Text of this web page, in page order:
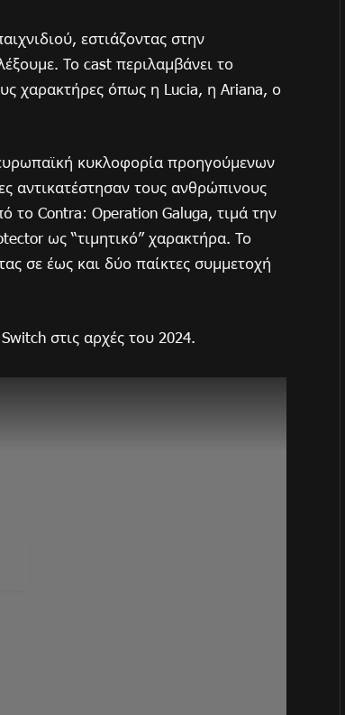
εστιάζοντας στην
Το cast περιλαμβάνει το
χαρακτήρες όπως η Lucia, η Ariana, ο
κυκλοφορία προηγούμενων
αντικατέστησαν τους ανθρώπινους
το Contra: Operation Galuga, τιμά την
ως “τιμητικό” χαρακτήρα. Το
σε έως και δύο παίκτες συμμετοχή
στις αρχές του 2024.